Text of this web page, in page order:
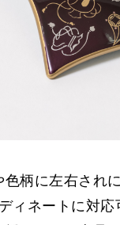
色柄に左右され
ディネートに対応